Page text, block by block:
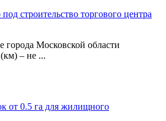
строительство торгового центра
Московской области
– не ...
от 0.5 га для жилищного